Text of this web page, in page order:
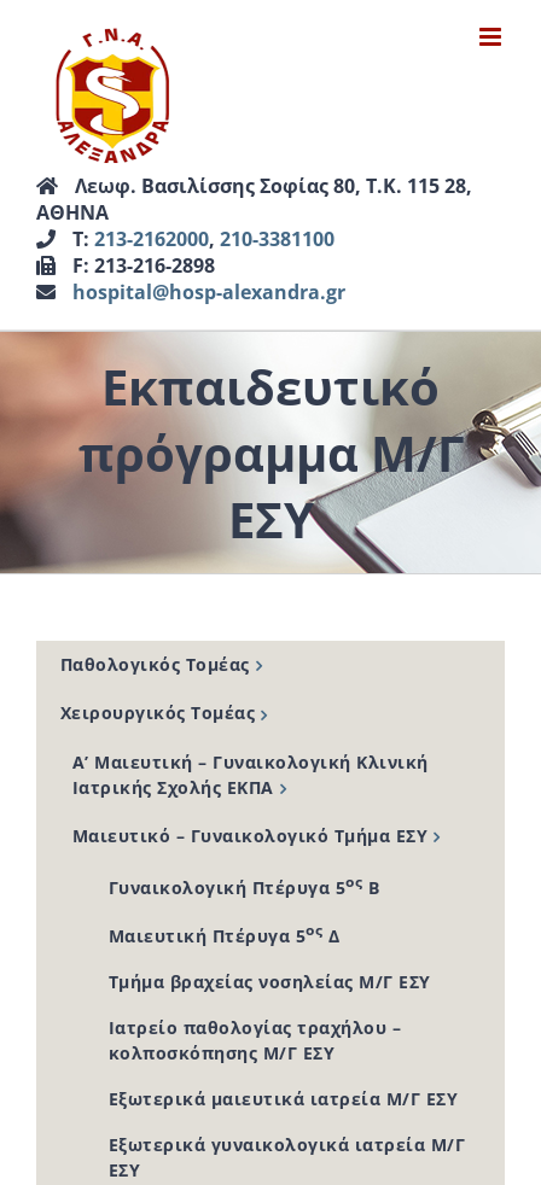
περιεχόμενο
Λεωφ. Βασιλίσσης Σοφίας 80, Τ.Κ. 115 28,
ΑΘΗΝΑ
Τ: 213-2162000, 210-3381100
F: 213-216-2898
hospital@hosp-alexandra.gr
Εκπαιδευτικό
πρόγραμμα Μ/Γ
ΕΣΥ
Παθολογικός Τομέας
Χειρουργικός Τομέας
Α’ Μαιευτική – Γυναικολογική Κλινική
Ιατρικής Σχολής ΕΚΠΑ
Μαιευτικό – Γυναικολογικό Τμήμα ΕΣΥ
Γυναικολογική Πτέρυγα 5ος Β
Μαιευτική Πτέρυγα 5ος Δ
Τμήμα βραχείας νοσηλείας Μ/Γ ΕΣΥ
Ιατρείο παθολογίας τραχήλου –
κολποσκόπησης Μ/Γ ΕΣΥ
Εξωτερικά μαιευτικά ιατρεία Μ/Γ ΕΣΥ
Εξωτερικά γυναικολογικά ιατρεία Μ/Γ
ΕΣΥ